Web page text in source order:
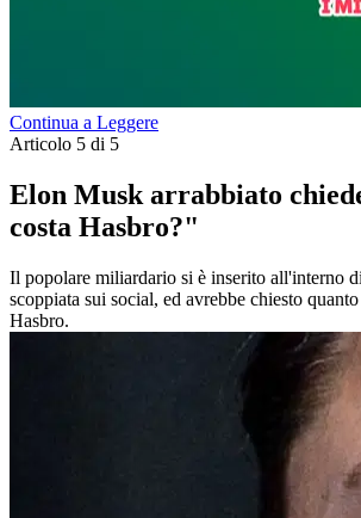
Continua a Leggere
Articolo 5 di 5
Elon Musk arrabbiato
costa Hasbro?"
Il popolare miliardario si è inserito all'interno
scoppiata sui social, ed avrebbe chiesto
Hasbro.